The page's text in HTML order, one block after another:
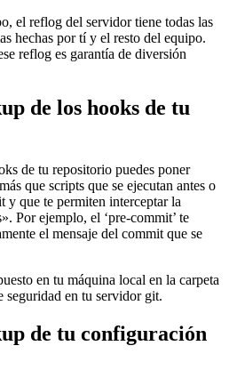
el reflog del servidor tiene todas las
hechas por tí y el resto del equipo.
reflog es garantía de diversión
de los hooks de tu
de tu repositorio puedes poner
que scripts que se ejecutan antes o
y que te permiten interceptar la
Por ejemplo, el ‘pre-commit’ te
el mensaje del commit que se
en tu máquina local en la carpeta
seguridad en tu servidor git.
de tu configuración